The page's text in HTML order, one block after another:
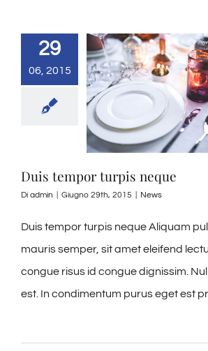
29
06, 2015
Duis tempor turpis neque
Di admin Giugno 29th, 2015 News
Duis tempor turpis neque Aliquam
mauris semper, sit amet eleifend
congue risus id congue dignissim.
est. In condimentum purus eget est